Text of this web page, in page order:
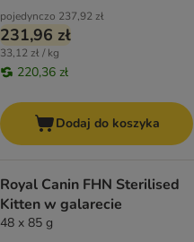
pojedynczo 237,92 zł
231,96 zł
33,12 zł / kg
220,36 zł
Dodaj do koszyka
Royal Canin FHN Sterilised
Kitten w galarecie
48 x 85 g